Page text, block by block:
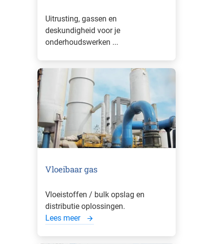
Uitrusting, gassen en
deskundigheid voor je
onderhoudswerken ...
Vloeibaar gas
Vloeistoffen / bulk opslag en
distributie oplossingen.
Lees meer